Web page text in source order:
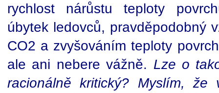
rychlost nárůstu teploty
úbytek ledovců, pravděpodobný
CO2 a zvyšováním teploty
ale ani nebere vážně. Lze o
racionálně kritický? Myslím,